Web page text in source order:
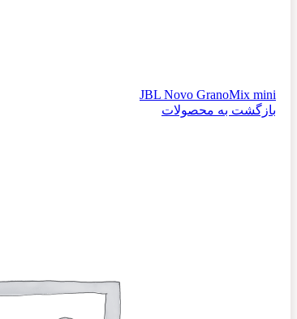
JBL Novo GranoMix mini
بازگشت به محصولات